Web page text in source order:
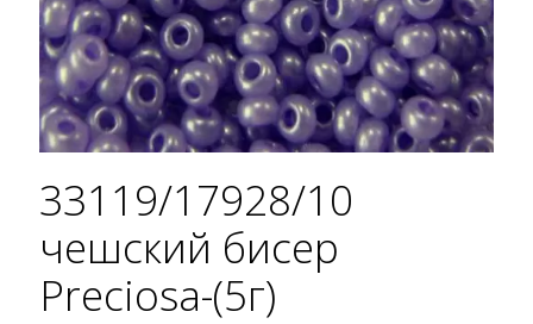
33119/17928/10
чешский бисер
Preciosa-(5г)